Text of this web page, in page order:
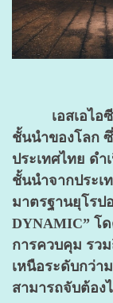
เอสเอไอซี ม
ชั้นนำของโลก
ประเทศไทย ด
ชั้นนำจากประเ
มาตรฐานยุโรป
DYNAMIC” โ
การควบคุม รว
เหนือระดับกว่า
สามารถจับต้อง